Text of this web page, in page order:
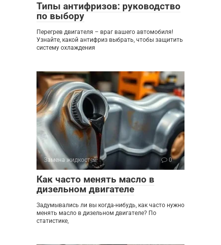
Типы антифризов: руководство
по выбору
Перегрев двигателя – враг вашего автомобиля!
Узнайте, какой антифриз выбрать, чтобы защитить
систему охлаждения
Замена жидкостей 0
Как часто менять масло в
дизельном двигателе
Задумывались ли вы когда-нибудь, как часто нужно
менять масло в дизельном двигателе? По
статистике,